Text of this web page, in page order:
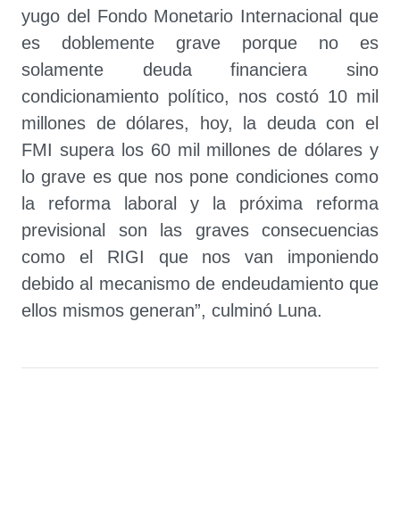
yugo del Fondo Monetario Internacional que
es doblemente grave porque no es
solamente deuda financiera sino
condicionamiento político, nos costó 10 mil
millones de dólares, hoy, la deuda con el
FMI supera los 60 mil millones de dólares y
lo grave es que nos pone condiciones como
la reforma laboral y la próxima reforma
previsional son las graves consecuencias
como el RIGI que nos van imponiendo
debido al mecanismo de endeudamiento que
ellos mismos generan”, culminó Luna.